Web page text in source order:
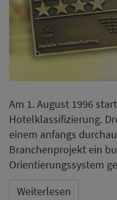
Am 1. August 1996
Hotelklassifizierung.
einem anfangs
Branchenprojekt ein
Orientierungssystem
Weiterlesen